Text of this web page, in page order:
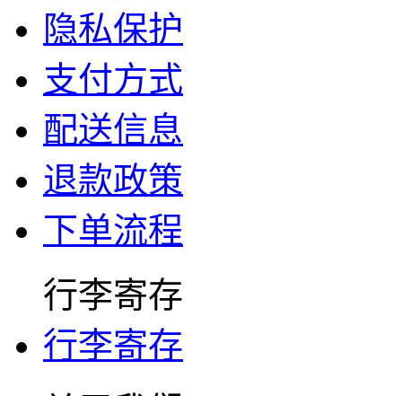
隐私保护
支付方式
配送信息
退款政策
下单流程
行李寄存
行李寄存